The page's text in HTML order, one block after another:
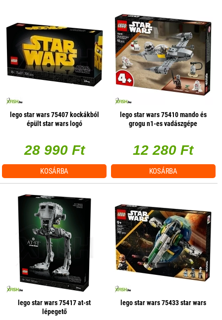
lego star wars 75407 kockákból
épült star wars logó
28 990 Ft
KOSÁRBA
lego star wars 75410 mando és
grogu n1-es vadászgépe
12 280 Ft
KOSÁRBA
lego star wars 75417 at-st
lépegető
lego star wars 75433 star wars